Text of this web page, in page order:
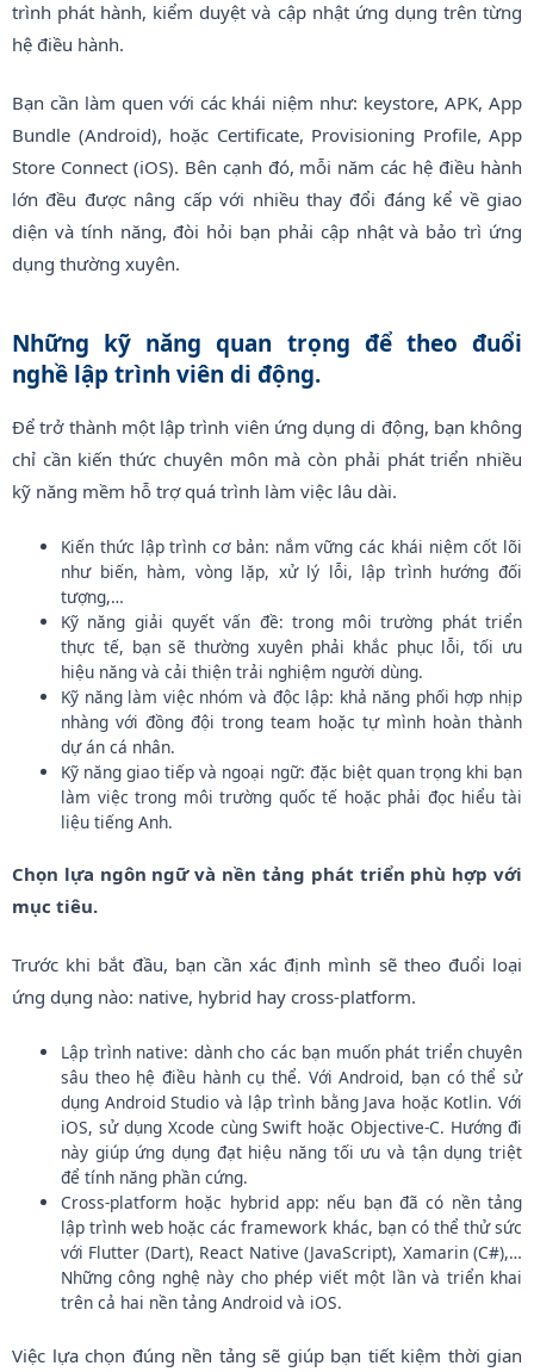
trình phát hành, kiểm duyệt và cập nhật ứng dụng trên từng
hệ điều hành.
Bạn cần làm quen với các khái niệm như: keystore, APK, App
Bundle (Android), hoặc Certificate, Provisioning Profile, App
Store Connect (iOS). Bên cạnh đó, mỗi năm các hệ điều hành
lớn đều được nâng cấp với nhiều thay đổi đáng kể về giao
diện và tính năng, đòi hỏi bạn phải cập nhật và bảo trì ứng
dụng thường xuyên.
Những kỹ năng quan trọng để theo đuổi
nghề lập trình viên di động.
Để trở thành một lập trình viên ứng dụng di động, bạn không
chỉ cần kiến thức chuyên môn mà còn phải phát triển nhiều
kỹ năng mềm hỗ trợ quá trình làm việc lâu dài.
Kiến thức lập trình cơ bản: nắm vững các khái niệm cốt lõi
như biến, hàm, vòng lặp, xử lý lỗi, lập trình hướng đối
tượng,…
Kỹ năng giải quyết vấn đề: trong môi trường phát triển
thực tế, bạn sẽ thường xuyên phải khắc phục lỗi, tối ưu
hiệu năng và cải thiện trải nghiệm người dùng.
Kỹ năng làm việc nhóm và độc lập: khả năng phối hợp nhịp
nhàng với đồng đội trong team hoặc tự mình hoàn thành
dự án cá nhân.
Kỹ năng giao tiếp và ngoại ngữ: đặc biệt quan trọng khi bạn
làm việc trong môi trường quốc tế hoặc phải đọc hiểu tài
liệu tiếng Anh.
Chọn lựa ngôn ngữ và nền tảng phát triển phù hợp với
mục tiêu.
Trước khi bắt đầu, bạn cần xác định mình sẽ theo đuổi loại
ứng dụng nào: native, hybrid hay cross-platform.
Lập trình native: dành cho các bạn muốn phát triển chuyên
sâu theo hệ điều hành cụ thể. Với Android, bạn có thể sử
dụng Android Studio và lập trình bằng Java hoặc Kotlin. Với
iOS, sử dụng Xcode cùng Swift hoặc Objective-C. Hướng đi
này giúp ứng dụng đạt hiệu năng tối ưu và tận dụng triệt
để tính năng phần cứng.
Cross-platform hoặc hybrid app: nếu bạn đã có nền tảng
lập trình web hoặc các framework khác, bạn có thể thử sức
với Flutter (Dart), React Native (JavaScript), Xamarin (C#),…
Những công nghệ này cho phép viết một lần và triển khai
trên cả hai nền tảng Android và iOS.
Việc lựa chọn đúng nền tảng sẽ giúp bạn tiết kiệm thời gian